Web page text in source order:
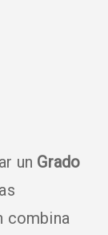
un Grado
combina